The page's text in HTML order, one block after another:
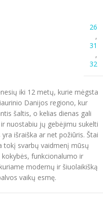
26
,
31
,
32
iki 12 metų, kurie mėgsta
Danijos regiono, kur
šaltis, o kelias dienas gali
nuostabiu jų gebėjimu sukelti
išraiška ar net požiūris. Štai
tokį svarbų vaidmenį mūsų
funkcionalumo ir
modernų ir šiuolaikišką
vaikų esmę.